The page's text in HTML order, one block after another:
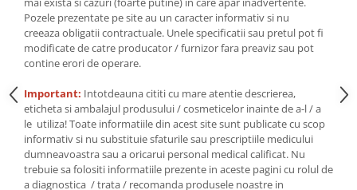
Mixuri, condimente si mirodenii
Mixuri
Condimente
Mirodenii
Maioneza bio
Pesto Bio
Semipreparate
Specialitati si produse asiatice
Pozele prezentate pe site au un caracter informativ si nu
creeaza obligatii contractuale. Unele specificatii sau pretul pot fi
modificate de catre producator / furnizor fara preaviz sau pot
contine erori de operare.
Important: Intotdeauna cititi cu mare atentie descrierea,
eticheta si ambalajul produsului / cosmeticelor inainte de a-l / a
le utiliza! Toate informatiile din acest site sunt publicate cu scop
informativ si nu substituie sfaturile sau prescriptiile medicului
dumneavoastra sau a oricarui personal medical calificat. Nu
trebuie sa folositi informatiile prezente in aceste pagini cu rolul de
a diagnostica / trata / recomanda produsele noastre in